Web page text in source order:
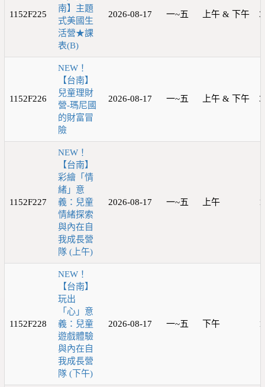
1152F225
南】主題
式美國生
活營★課
表(B)
2026-08-17 一~五 上午 & 下午
1152F226
NEW！
【台南】
兒童理財
營-瑪尼國
的財富冒
險
2026-08-17 一~五 上午 & 下午
1152F227
NEW！
【台南】
彩繪「情
緒」意
義：兒童
情緒探索
與內在自
我成長營
隊 (上午)
2026-08-17 一~五 上午
1152F228
NEW！
【台南】
玩出
「心」意
義：兒童
遊戲體驗
與內在自
我成長營
隊 (下午)
2026-08-17 一~五 下午